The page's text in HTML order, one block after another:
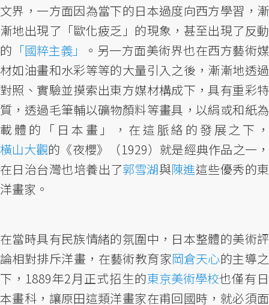
文界，一方面因為當下的日本過度向西方學習，漸
漸地出現了「歐化疲乏」的現象，甚至出現了反動
的 「國粹主義」
。另一方面美術界也在西方藝術媒
材如油畫和水彩等等的大量引入之後，漸漸地透過
對照、實驗並摸索出東方媒材構成下，具有重彩特
質，透過毛筆輔以礦物顏料等畫具，以絹或和紙為
載體的「日本畫」，在這脈絡的發展之下，
橫山大觀的《夜櫻》（1929）就是經典作品之一，
在日治台灣也培養出了郭雪湖與陳進這些優秀的東
洋畫家。
在當時具有民族情緒的氛圍中，日本整體的美術評
論相對排斥洋畫，在藝術教育家岡倉天心的主導之
下，1889年2月正式招生的東京美術學校也僅有日
本畫科，讓原田這類洋畫家在甫回國時，就必須面